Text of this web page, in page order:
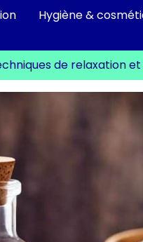
Hygiène &
de relaxation